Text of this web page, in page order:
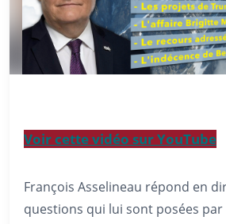
Voir cette vidéo sur YouTube
François Asselineau répond en
questions qui lui sont posées